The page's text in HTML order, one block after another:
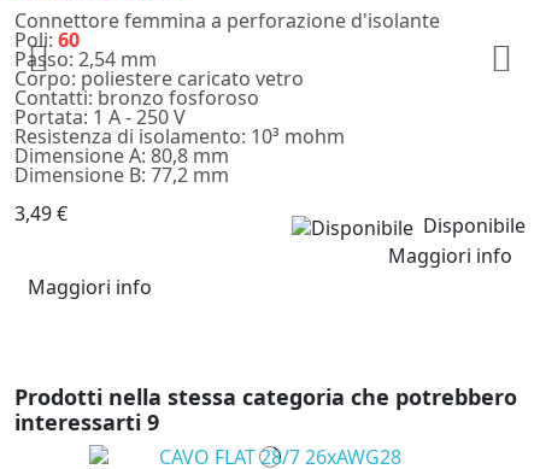
Connettore femmina a perforazione d'isolante
Poli: 60
Passo: 2,54 mm
Corpo: poliestere caricato vetro
Contatti: bronzo fosforoso
Portata: 1 A - 250 V
Resistenza di isolamento: 10³ mohm
Dimensione A: 80,8 mm
Dimensione B: 77,2 mm
3,49 €
Disponibile
Maggiori info
Maggiori info
Prodotti nella stessa categoria che potrebbero
interessarti 9